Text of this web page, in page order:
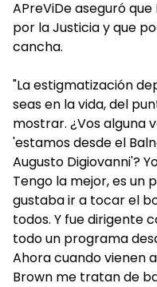
APreViDe aseguró
por la Justicia y que
cancha.
"La estigmatización
seas en la vida, del
mostrar. ¿Vos alguna
'estamos desde el
Augusto Digiovanni'?
Tengo la mejor, es un
gustaba ir a tocar el
todos. Y fue dirigente
todo un programa
Ahora cuando vienen
Brown me tratan de